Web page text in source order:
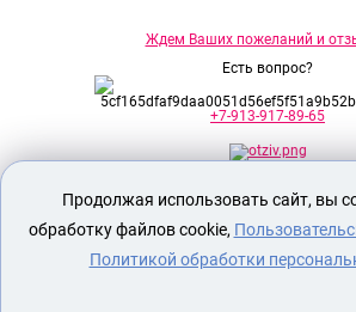
Ждем Ваших пожеланий и
Есть вопрос?
+7-913-917-89-65
Секс шоп Доктор Любви
исключительно для лиц
Вся продукция имеет знак
Евразийского соответствия.
Продолжая использовать сайт, вы
обработку файлов cookie,
Политикой обработки